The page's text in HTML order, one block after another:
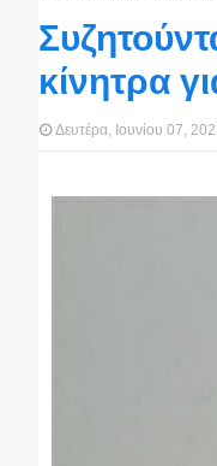
κίνητρα
Δευτέρα, Ιουνίου 07,